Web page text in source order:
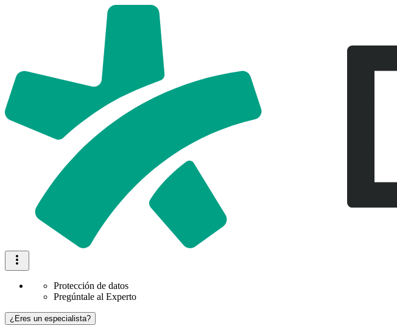
Protección de datos
Pregúntale al Experto
¿Eres un especialista?